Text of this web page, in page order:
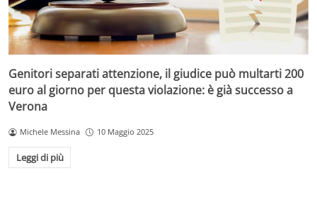
Genitori separati attenzione, il giudice può multarti 200
euro al giorno per questa violazione: è già successo a
Verona
Michele Messina 10 Maggio 2025
Leggi di più